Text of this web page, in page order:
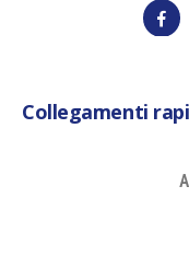
Collegamenti